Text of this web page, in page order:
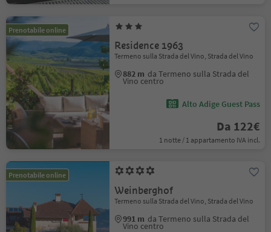
Prenotabile online
Residence 1963
Termeno sulla Strada del Vino, Strada del Vino
882 m da Termeno sulla Strada del
Vino centro
Alto Adige Guest Pass
Da 122€
1 notte / 1 appartamento IVA incl.
Prenotabile online
Weinberghof
Termeno sulla Strada del Vino, Strada del Vino
991 m da Termeno sulla Strada del
Vino centro